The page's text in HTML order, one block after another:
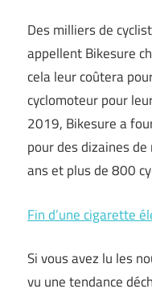
Des milliers de
appellent Bikesure
cela leur coûtera
cyclomoteur pour
2019, Bikesure a
pour des dizaines
ans et plus de 800
Fin d’une cigarette
Si vous avez lu les
vu une tendance